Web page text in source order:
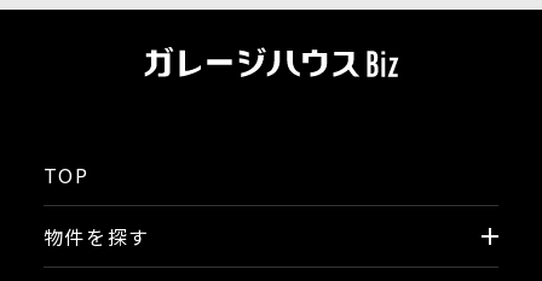
TOP
物件を探す